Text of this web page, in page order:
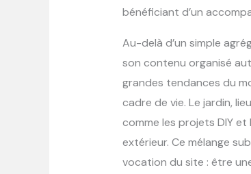
bénéficiant d’un
Au-delà d’un simple
son contenu organisé
grandes tendances du
cadre de vie. Le jardin,
comme les projets DIY
extérieur. Ce mélange
vocation du site : être